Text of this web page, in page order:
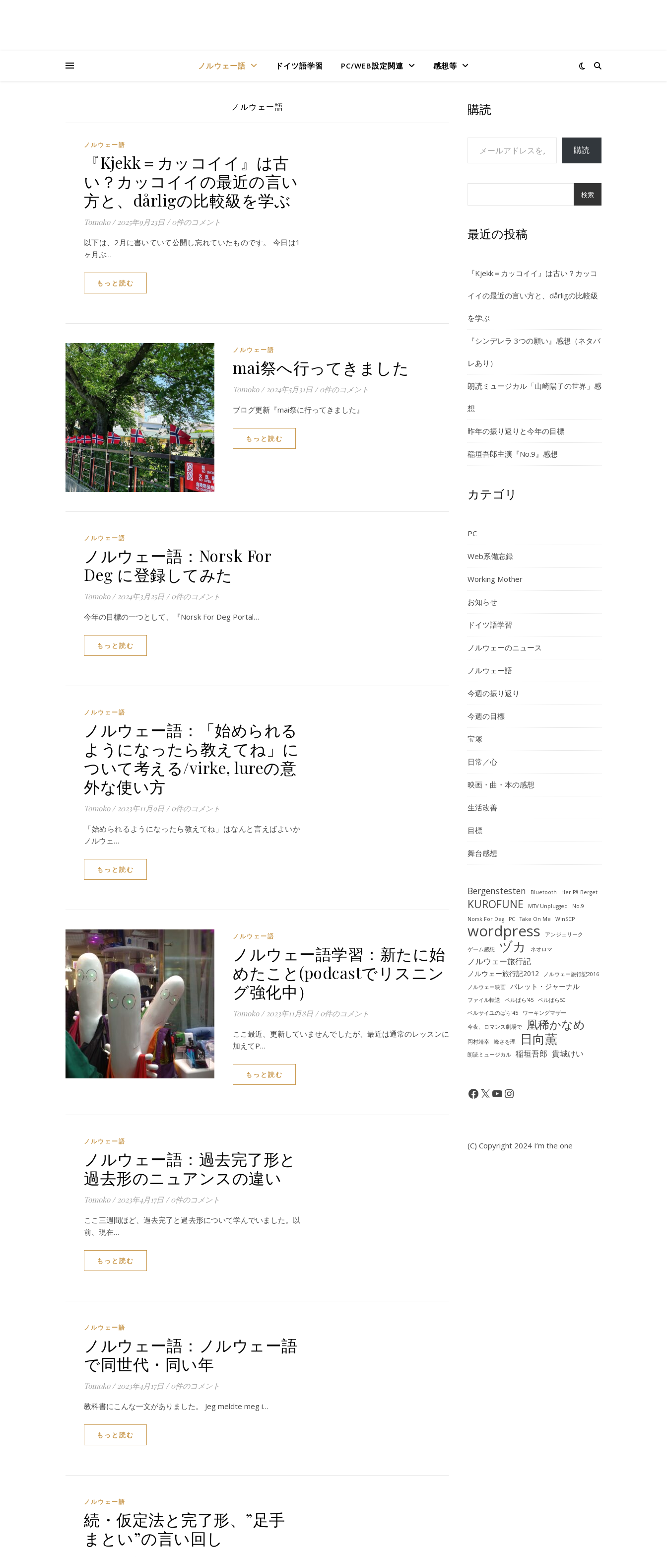
ノルウェー語 ドイツ語学習 PC/WEB設定関連 感想等
ノルウェー語
ノルウェー語
『Kjekk＝カッコイイ』は古
い？カッコイイの最近の言い
方と、dårligの比較級を学ぶ
Tomoko / 2025年9月23日 / 0件のコメント
以下は、2月に書いていて公開し忘れていたものです。 今日は1
ヶ月ぶ…
もっと読む
ノルウェー語
mai祭へ行ってきました
Tomoko / 2024年5月31日 / 0件のコメント
ブログ更新『mai祭に行ってきました』
もっと読む
ノルウェー語
ノルウェー語：Norsk For
Deg に登録してみた
Tomoko / 2024年3月25日 / 0件のコメント
今年の目標の一つとして、『Norsk For Deg Portal…
もっと読む
ノルウェー語
ノルウェー語：「始められる
ようになったら教えてね」に
ついて考える/virke, lureの意
外な使い方
Tomoko / 2023年11月9日 / 0件のコメント
「始められるようになったら教えてね」はなんと言えばよいか
ノルウェ…
もっと読む
ノルウェー語
ノルウェー語学習：新たに始
めたこと(podcastでリスニン
グ強化中）
Tomoko / 2023年11月8日 / 0件のコメント
ここ最近、更新していませんでしたが、最近は通常のレッスンに
加えてP…
もっと読む
ノルウェー語
ノルウェー語：過去完了形と
過去形のニュアンスの違い
Tomoko / 2023年4月17日 / 0件のコメント
ここ三週間ほど、過去完了と過去形について学んでいました。以
前、現在…
もっと読む
ノルウェー語
ノルウェー語：ノルウェー語
で同世代・同い年
Tomoko / 2023年4月17日 / 0件のコメント
教科書にこんな一文がありました。 Jeg meldte meg i…
もっと読む
ノルウェー語
続・仮定法と完了形、”足手
まとい”の言い回し
購読
購読
検索
最近の投稿
『Kjekk＝カッコイイ』は古い？カッコ
イイの最近の言い方と、dårligの比較級
を学ぶ
『シンデレラ 3つの願い』感想（ネタバ
レあり）
朗読ミュージカル「山崎陽子の世界」感
想
昨年の振り返りと今年の目標
稲垣吾郎主演『No.9』感想
カテゴリ
PC
Web系備忘録
Working Mother
お知らせ
ドイツ語学習
ノルウェーのニュース
ノルウェー語
今週の振り返り
今週の目標
宝塚
日常／心
映画・曲・本の感想
生活改善
目標
舞台感想
Bergenstesten Bluetooth Her På Berget
KUROFUNE MTV Unplugged
No.9
Norsk For Deg
PC Take On Me WinSCP
wordpress アンジェリーク
ゲーム感想 ヅカ ネオロマ
ノルウェー旅行記
ノルウェー旅行記2012
ノルウェー旅行記2016
ノルウェー映画
バレット・ジャーナル
ファイル転送 ベルばら'45
ベルばら50
ベルサイユのばら'45
ワーキングマザー
今夜、ロマンス劇場で
凰稀かなめ
岡村靖幸 峰さを理 日向薫
朗読ミュージカル 稲垣吾郎 貴城けい
Facebook
X YouTubeInstagram
(C) Copyright 2024 I’m the one